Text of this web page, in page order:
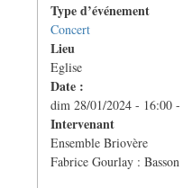
Type d’événement
Concert
Lieu
Eglise
Date :
dim 28/01/2024 - 16:00 -
Intervenant
Ensemble Briovère
Fabrice Gourlay : Basson